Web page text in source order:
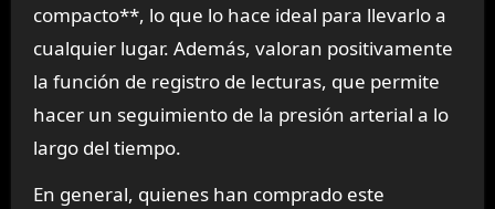
compacto**, lo que lo hace ideal para llevarlo a
cualquier lugar. Además, valoran positivamente
la función de registro de lecturas, que permite
hacer un seguimiento de la presión arterial a lo
largo del tiempo.
En general, quienes han comprado este